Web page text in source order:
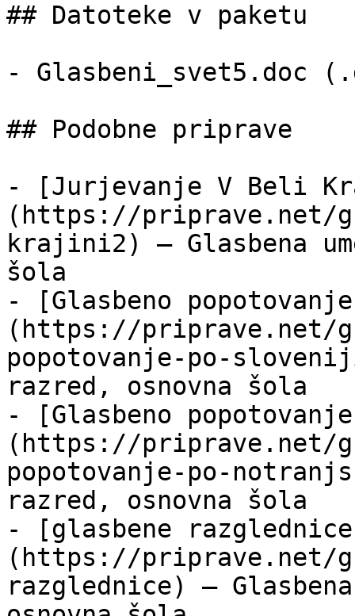
## Datoteke v paketu
- Glasbeni_svet5.doc
## Podobne priprave
- [Jurjevanje V Beli
(https://priprave.net/
krajini2) — Glasbena
šola
- [Glasbeno
(https://priprave.net/
popotovanje-po-
razred, osnovna šola
- [Glasbeno
(https://priprave.net/
popotovanje-po-
razred, osnovna šola
- [glasbene
(https://priprave.net/
razglednice) —